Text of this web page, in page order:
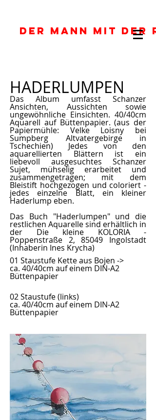
DER MANN MIT DER
HADERLUMPEN
Das Album umfasst Schanzer
Ansichten, Aussichten sowie
ungewöhnliche Einsichten. 40/40cm
Aquarell auf Büttenpapier. (aus der
Papiermühle: Velke Loisny bei
Sumpberg Altvatergebirge in
Tschechien) Jedes von den
aquarellierten Blättern ist ein
liebevoll ausgesuchtes Schanzer
Sujet, mühselig erarbeitet und
zusammengetragen; mit dem
Bleistift hochgezogen und coloriert -
jedes einzelne Blatt, ein kleiner
Haderlump eben.
Das Buch "Haderlumpen" und die
restlichen Aquarelle sind erhältlich in
der Die kleine KOLORIA -
Poppenstraße 2, 85049 Ingolstadt
(Inhaberin Ines Krycha)
01 Staustufe Kette aus Bojen ->
ca. 40/40cm auf einem DIN-A2
Büttenpapier
02 Staustufe (links)
ca. 40/40cm auf einem DIN-A2
Büttenpapier